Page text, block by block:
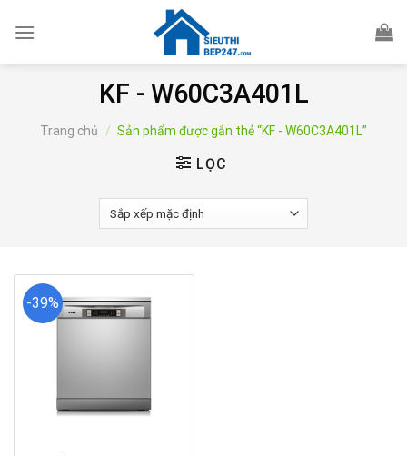
KF - W60C3A401L
Trang chủ / Sản phẩm được gắn thẻ “KF - W60C3A401L”
LỌC
-39%